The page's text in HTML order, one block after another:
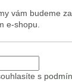
vám budeme
e-shopu.
s